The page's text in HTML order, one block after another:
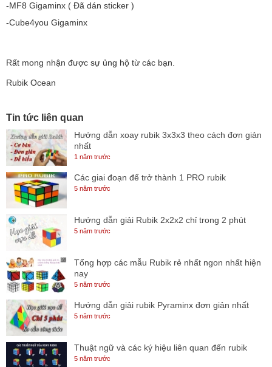
-MF8 Gigaminx ( Đã dán sticker )
-Cube4you Gigaminx
Rất mong nhận được sự ủng hộ từ các bạn.
Rubik Ocean
Tin tức liên quan
Hướng dẫn xoay rubik 3x3x3 theo cách đơn giản
nhất
1 năm trước
Các giai đoạn để trở thành 1 PRO rubik
5 năm trước
Hướng dẫn giải Rubik 2x2x2 chỉ trong 2 phút
5 năm trước
Tổng hợp các mẫu Rubik rẻ nhất ngon nhất hiện
nay
5 năm trước
Hướng dẫn giải rubik Pyraminx đơn giản nhất
5 năm trước
Thuật ngữ và các ký hiệu liên quan đến rubik
5 năm trước